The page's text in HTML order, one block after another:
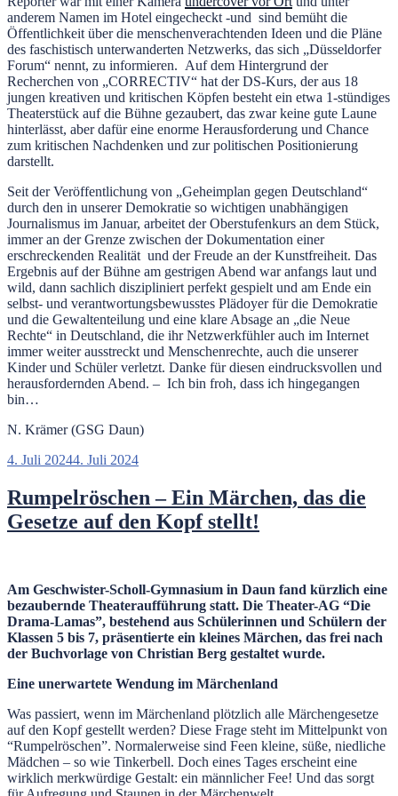
anderem Namen im Hotel eingecheckt -und sind bemüht die
Öffentlichkeit über die menschenverachtenden Ideen und die Pläne
des faschistisch unterwanderten Netzwerks, das sich „Düsseldorfer
Forum“ nennt, zu informieren. Auf dem Hintergrund der
Recherchen von „CORRECTIV“ hat der DS-Kurs, der aus 18
jungen kreativen und kritischen Köpfen besteht ein etwa 1-stündiges
Theaterstück auf die Bühne gezaubert, das zwar keine gute Laune
hinterlässt, aber dafür eine enorme Herausforderung und Chance
zum kritischen Nachdenken und zur politischen Positionierung
darstellt.
Seit der Veröffentlichung von „Geheimplan gegen Deutschland“
durch den in unserer Demokratie so wichtigen unabhängigen
Journalismus im Januar, arbeitet der Oberstufenkurs an dem Stück,
immer an der Grenze zwischen der Dokumentation einer
erschreckenden Realität und der Freude an der Kunstfreiheit. Das
Ergebnis auf der Bühne am gestrigen Abend war anfangs laut und
wild, dann sachlich diszipliniert perfekt gespielt und am Ende ein
selbst- und verantwortungsbewusstes Plädoyer für die Demokratie
und die Gewaltenteilung und eine klare Absage an „die Neue
Rechte“ in Deutschland, die ihr Netzwerkfühler auch im Internet
immer weiter ausstreckt und Menschenrechte, auch die unserer
Kinder und Schüler verletzt. Danke für diesen eindrucksvollen und
herausfordernden Abend. – Ich bin froh, dass ich hingegangen
bin…
N. Krämer (GSG Daun)
Veröffentlicht
4. Juli 20244. Juli 2024
Rumpelröschen – Ein Märchen, das die
Gesetze auf den Kopf stellt!
Am Geschwister-Scholl-Gymnasium in Daun fand kürzlich eine
bezaubernde Theateraufführung statt. Die Theater-AG “Die
Drama-Lamas”, bestehend aus Schülerinnen und Schülern der
Klassen 5 bis 7, präsentierte ein kleines Märchen, das frei nach
der Buchvorlage von Christian Berg gestaltet wurde.
Eine unerwartete Wendung im Märchenland
Was passiert, wenn im Märchenland plötzlich alle Märchengesetze
auf den Kopf gestellt werden? Diese Frage steht im Mittelpunkt von
“Rumpelröschen”. Normalerweise sind Feen kleine, süße, niedliche
Mädchen – so wie Tinkerbell. Doch eines Tages erscheint eine
wirklich merkwürdige Gestalt: ein männlicher Fee! Und das sorgt